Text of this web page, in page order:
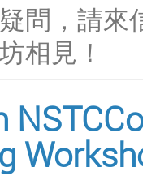
問，請來
相見！